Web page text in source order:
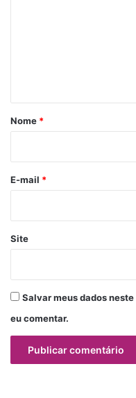
r
*
Nome *
E-mail *
Site
Salvar meus dados
eu comentar.